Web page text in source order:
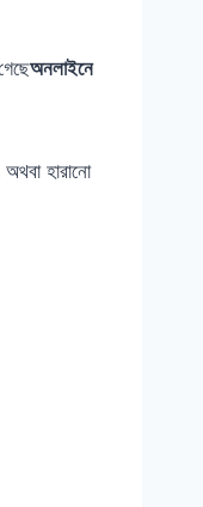
অনলাইনে
হারানো